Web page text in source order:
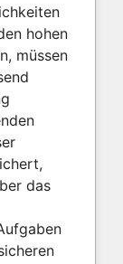
hohen
müssen
das